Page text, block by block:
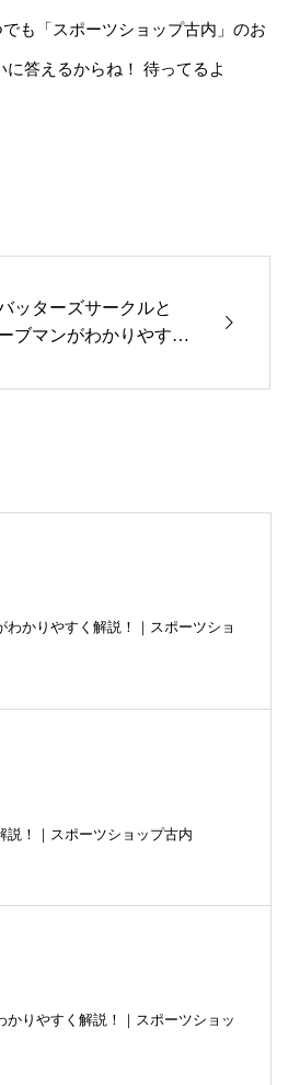
も「スポーツショップ古内」のお
答えるからね！ 待ってるよ
ッターズサークルと
ブマンがわかりやすく
かりやすく解説！｜スポーツショ
説！｜スポーツショップ古内
りやすく解説！｜スポーツショッ